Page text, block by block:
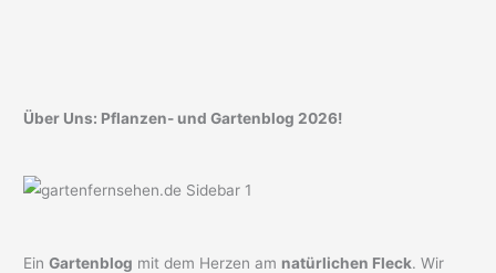
Über Uns: Pflanzen- und Gartenblog 2026!
EinGartenblog mit dem Herzen am natürlichen Fleck. Wir